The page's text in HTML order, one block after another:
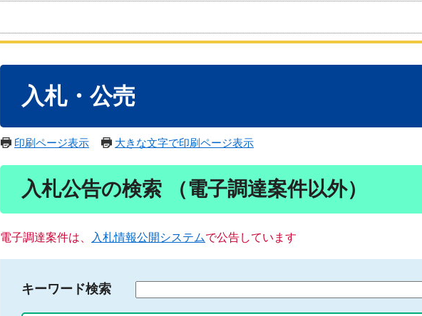
入札・公売
印刷ページ表示 大きな文字で印刷ページ表示
入札公告の検索 （電子調達案件以外）
電子調達案件は、 入札情報公開システムで公告しています
キーワード検索